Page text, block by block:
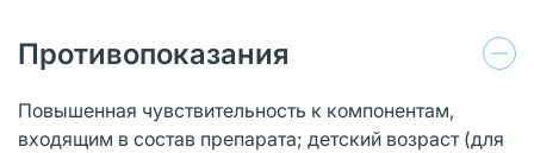
Противопоказания
Повышенная чувствительность к компонентам,
входящим в состав препарата; детский возраст (для